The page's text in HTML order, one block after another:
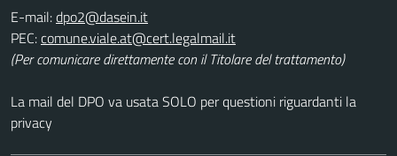
E-mail:
PEC:
(Per comunicare direttamente con il Titolare del trattamento)
La mail del DPO va usata SOLO per questioni riguardanti la
privacy